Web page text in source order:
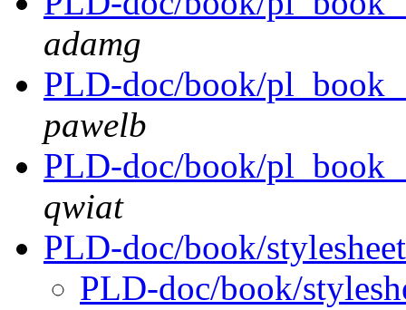
adamg
PLD-doc/book/
pawelb
PLD-doc/book/
qwiat
PLD-doc/book/
PLD-doc/book/